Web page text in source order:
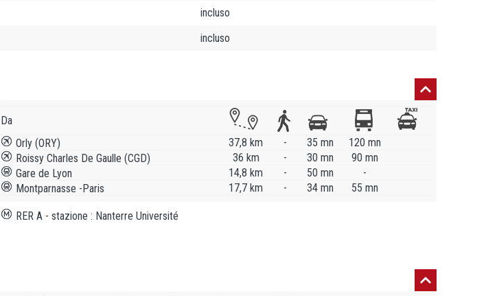
incluso
incluso
Da
Orly (ORY)
37,8 km - 35 mn
120 mn
Roissy Charles De Gaulle (CGD)
36 km - 30 mn
90 mn
Gare de Lyon
14,8 km - 50 mn
-
Montparnasse -Paris
17,7 km - 34 mn 55 mn
RER A - stazione : Nanterre Université